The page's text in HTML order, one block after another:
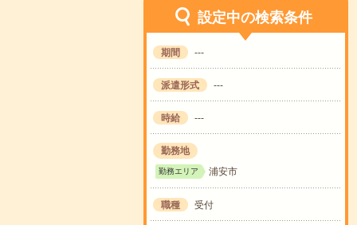
設定中の検索条件
期間 ---
派遣形式 ---
時給 ---
勤務地
勤務エリア 浦安市
職種 受付